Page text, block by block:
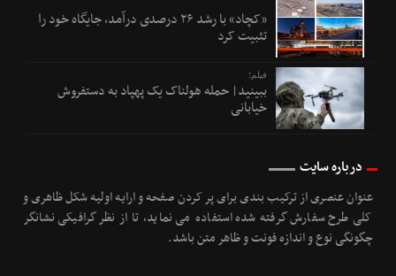
«کچاد» با رشد ۲۶ درصدی درآمد، جایگاه خود را
تثبیت کرد
فیلم؛
ببینید| حمله هولناک یک پهپاد به دستفروش
خیابانی
درباره سایت
عنوان عنصری از ترکیب بندی برای پر کردن صفحه و ارایه اولیه شکل ظاهری و
کلی طرح سفارش گرفته شده استفاده می نماید، تا از نظر گرافیکی نشانگر
چگونگی نوع و اندازه فونت و ظاهر متن باشد.